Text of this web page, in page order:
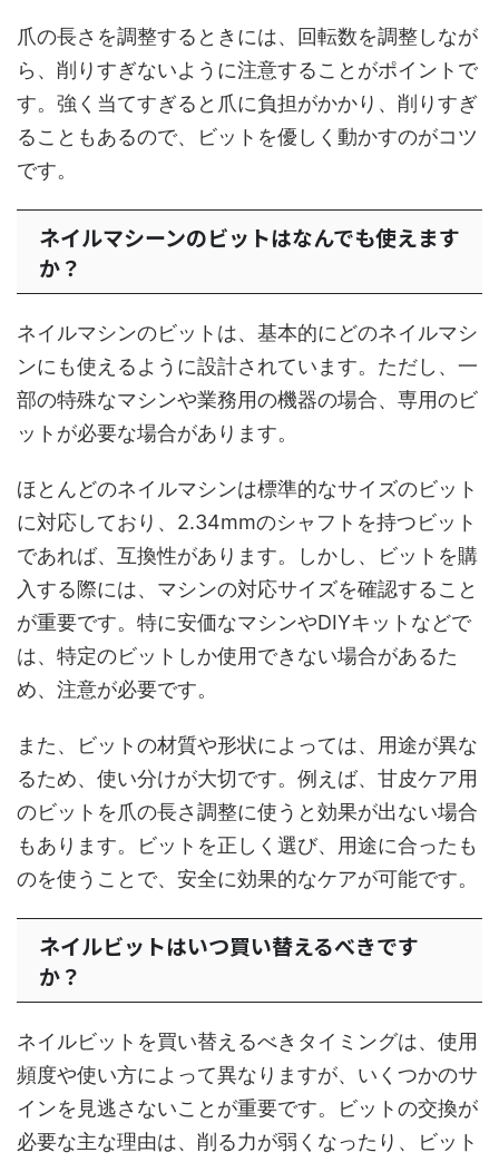
爪の長さを調整するときには、回転数を調整しなが
ら、削りすぎないように注意することがポイントで
す。強く当てすぎると爪に負担がかかり、削りすぎ
ることもあるので、ビットを優しく動かすのがコツ
です。
ネイルマシーンのビットはなんでも使えます
か？
ネイルマシンのビットは、基本的にどのネイルマシ
ンにも使えるように設計されています。ただし、一
部の特殊なマシンや業務用の機器の場合、専用のビ
ットが必要な場合があります。
ほとんどのネイルマシンは標準的なサイズのビット
に対応しており、2.34mmのシャフトを持つビット
であれば、互換性があります。しかし、ビットを購
入する際には、マシンの対応サイズを確認すること
が重要です。特に安価なマシンやDIYキットなどで
は、特定のビットしか使用できない場合があるた
め、注意が必要です。
また、ビットの材質や形状によっては、用途が異な
るため、使い分けが大切です。例えば、甘皮ケア用
のビットを爪の長さ調整に使うと効果が出ない場合
もあります。ビットを正しく選び、用途に合ったも
のを使うことで、安全に効果的なケアが可能です。
ネイルビットはいつ買い替えるべきです
か？
ネイルビットを買い替えるべきタイミングは、使用
頻度や使い方によって異なりますが、いくつかのサ
インを見逃さないことが重要です。ビットの交換が
必要な主な理由は、削る力が弱くなったり、ビット